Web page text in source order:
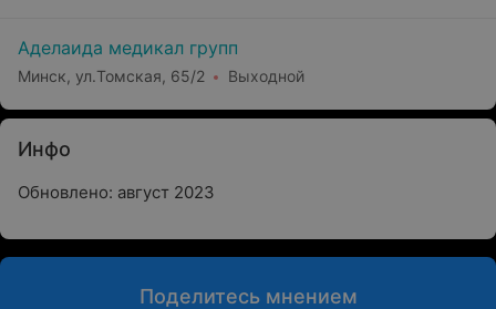
Аделаида медикал групп
Минск, ул.Томская, 65/2 Выходной
Инфо
Обновлено: август 2023
Поделитесь мнением